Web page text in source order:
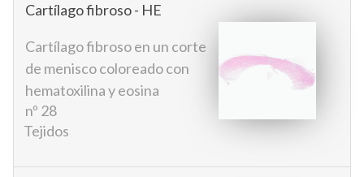
Cartílago fibroso - HE
Cartílago fibroso en un corte
de menisco coloreado con
hematoxilina y eosina
nº 28
Tejidos